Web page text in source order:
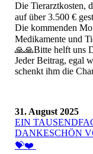
Die Tierarztkosten,
auf über 3.500 €
Die kommenden
Medikamente und
🙏🙏Bitte helft uns
Jeder Beitrag, egal
schenkt ihm die
31. August 2025
EIN
DANKESCHÖN
💝❤️